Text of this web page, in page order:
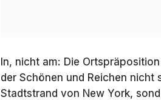
In, nicht am: Die
der Schönen und Reichen nicht
Stadtstrand von New York,